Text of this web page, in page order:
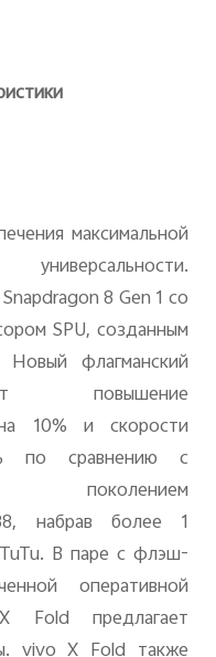
максимальной
Snapdragon8 Gen 1 со
SPU, созданным
флагманский
повышение
10% и скорости
по сравнению с
набрав более 1
. В паре с флэш-
оперативной
X Fold предлагает